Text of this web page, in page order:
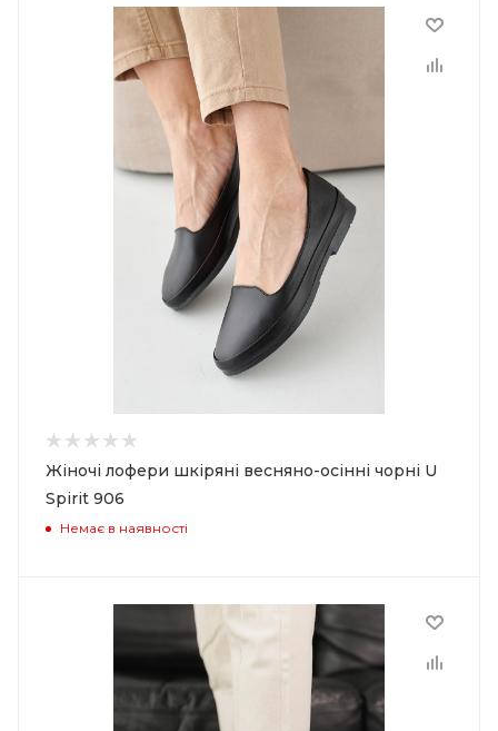
Жіночі лофери шкіряні весняно-осінні чорні U
Spirit 906
Немає в наявності